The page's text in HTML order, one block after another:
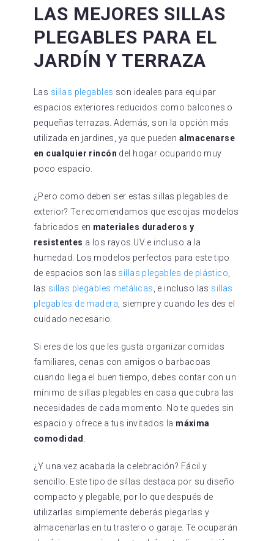
LAS MEJORES SILLAS
PLEGABLES PARA EL
JARDÍN Y TERRAZA
Las sillas plegables son ideales para equipar
espacios exteriores reducidos como balcones o
pequeñas terrazas. Además, son la opción más
utilizada en jardines, ya que pueden almacenarse
en cualquier rincón del hogar ocupando muy
poco espacio.
¿Pero como deben ser estas sillas plegables de
exterior? Te recomendamos que escojas modelos
fabricados en materiales duraderos y
resistentes a los rayos UV e incluso a la
humedad. Los modelos perfectos para este tipo
de espacios son las sillas plegables de plástico
las sillas plegables metálicas , e incluso las sillas
plegables de madera , siempre y cuando les des el
cuidado necesario.
Si eres de los que les gusta organizar comidas
familiares, cenas con amigos o barbacoas
cuando llega el buen tiempo, debes contar con un
mínimo de sillas plegables en casa que cubra las
necesidades de cada momento. No te quedes sin
espacio y ofrece a tus invitados la máxima
comodidad
¿Y una vez acabada la celebración? Fácil y
sencillo. Este tipo de sillas destaca por su diseño
compacto y plegable, por lo que después de
utilizarlas simplemente deberás plegarlas y
almacenarlas en tu trastero o garaje. Te ocuparán